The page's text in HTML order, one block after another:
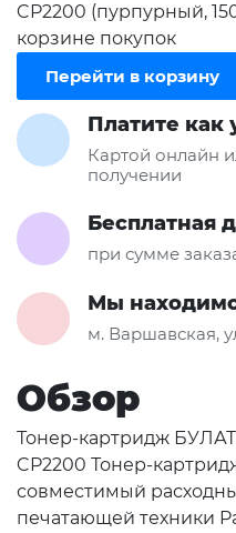
CP2200 (пурпурный,
корзине покупок
Перейти в корзину
Платите как
Картой онлайн
получении
Бесплатная
при сумме
Мы
м. Варшавская,
Обзор
Тонер-картридж
CP2200 Тонер-
совместимый
печатающей техники